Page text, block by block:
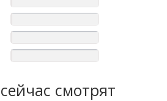
сейчас смотрят